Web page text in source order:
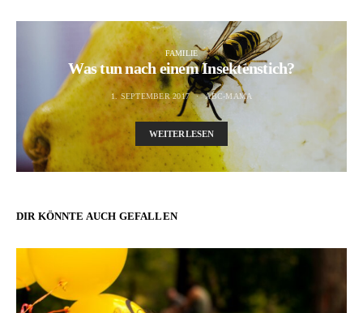
FAMILIE
Was tun nach einem Insektenstich?
1. SEPTEMBER 2017 ABC-MAMA
WEITERLESEN
DIR KÖNNTE AUCH GEFALLEN